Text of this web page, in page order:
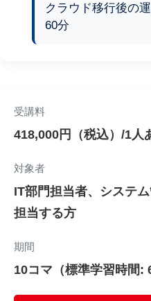
クラウド移行後の
60分
受講料
418,000円（税込）/1人
対象者
IT部門担当者、システ
担当する方
期間
10コマ（標準学習時間: